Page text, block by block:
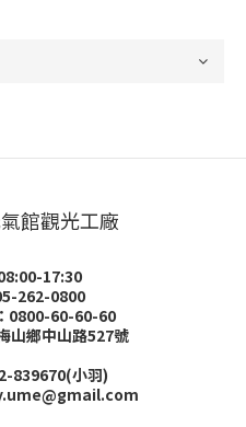
館觀光工廠
17:30
262-0800
0800-60-60-60
山鄉中山路527號
839670(小羽)